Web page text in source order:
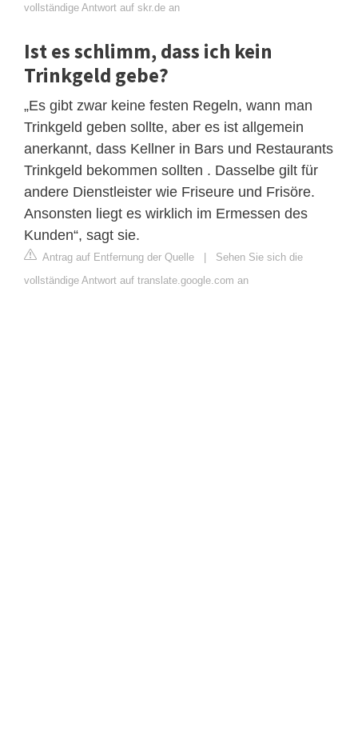
vollständige Antwort auf skr.de an
Ist es schlimm, dass ich kein
Trinkgeld gebe?
„Es gibt zwar keine festen Regeln, wann man
Trinkgeld geben sollte, aber es ist allgemein
anerkannt, dass Kellner in Bars und Restaurants
Trinkgeld bekommen sollten . Dasselbe gilt für
andere Dienstleister wie Friseure und Frisöre.
Ansonsten liegt es wirklich im Ermessen des
Kunden“, sagt sie.
Antrag auf Entfernung der Quelle | Sehen Sie sich die
vollständige Antwort auf translate.google.com an